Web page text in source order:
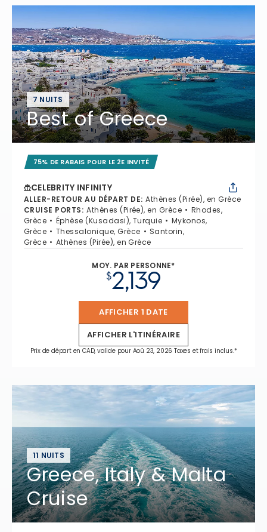
7 NUITS
Best of Greece
75% DE RABAIS POUR LE 2E INVITÉ
CELEBRITY INFINITY
ALLER-RETOUR AU DÉPART DE: Athènes (Pirée), en Grèce
CRUISE PORTS: Athènes (Pirée), en Grèce
Rhodes,
Grèce
Éphèse (Kusadasi), Turquie
Mykonos,
Grèce
Thessalonique, Grèce
Santorin,
Grèce
Athènes (Pirée), en Grèce
MOY. PAR PERSONNE*
$2,139
AFFICHER 1 DATE
AFFICHER L'ITINÉRAIRE
Prix de départ en CAD, valide pour Aoû 23, 2026 Taxes et frais inclus.*
11 NUITS
Greece, Italy & Malta
Cruise